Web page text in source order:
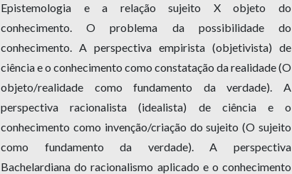
Epistemologia e a relação sujeito X objeto do
conhecimento. O problema da possibilidade do
conhecimento. A perspectiva empirista (objetivista) de
ciência e o conhecimento como constatação da realidade (O
objeto/realidade como fundamento da verdade). A
perspectiva racionalista (idealista) de ciência e o
conhecimento como invenção/criação do sujeito (O sujeito
como fundamento da verdade). A perspectiva
Bachelardiana do racionalismo aplicado e o conhecimento